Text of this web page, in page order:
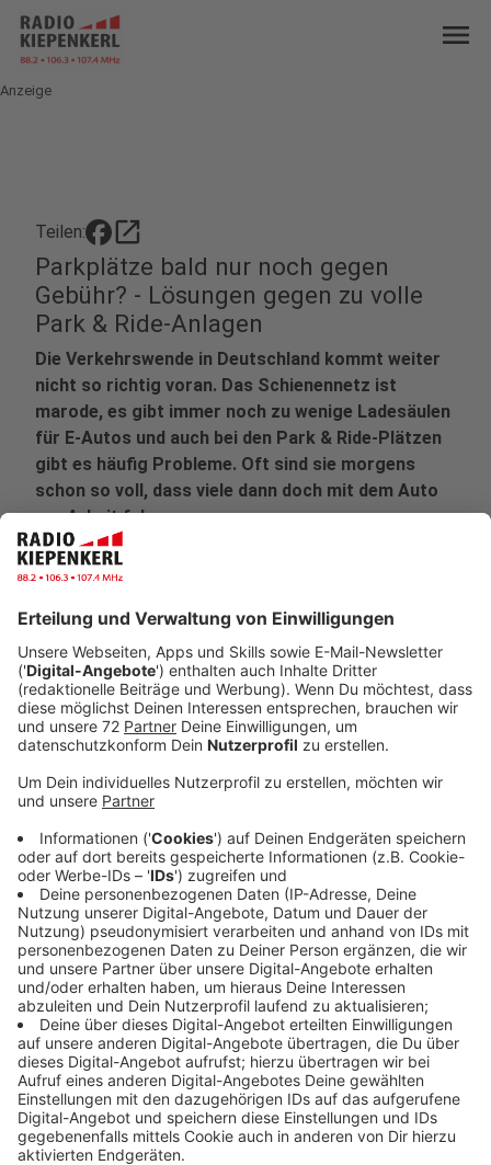
menu
Anzeige
Teilen: open_in_new
Parkplätze bald nur noch gegen
Gebühr? - Lösungen gegen zu volle
Park & Ride-Anlagen
Die Verkehrswende in Deutschland kommt weiter
nicht so richtig voran. Das Schienennetz ist
marode, es gibt immer noch zu wenige Ladesäulen
für E-Autos und auch bei den Park & Ride-Plätzen
gibt es häufig Probleme. Oft sind sie morgens
schon so voll, dass viele dann doch mit dem Auto
zur Arbeit fahren.
Veröffentlicht:
Anzeige
Park & Ride-Plätze oft nicht von Reisenden
genutzt
Pendler steigen häufig nur dann auf den
umweltfreundlichen Zug um, wenn es für sie dadurch
nicht umständlicher wird. Das ist aber häufig der Fall.
Zum einen, weil es noch zu wenig Park & Ride-Anlagen
gibt. Aber auch, weil viele Plätze auch einfach von
vielen Anderen genutzt werden, etwa von Anwohnern.
Das beobachtet auch Roman Suthold vom ADAC. Es
sei grade bei gut gelegenen Anlagen ein Glückspiel
einen Parkplatz zu bekommen. Das muss laut ADAC
besser werden.
Anzeige